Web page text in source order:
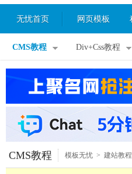
无忧首页 网页模板
CMS教程 Div+Css教程
CMS教程 模板无忧 > 建站教程